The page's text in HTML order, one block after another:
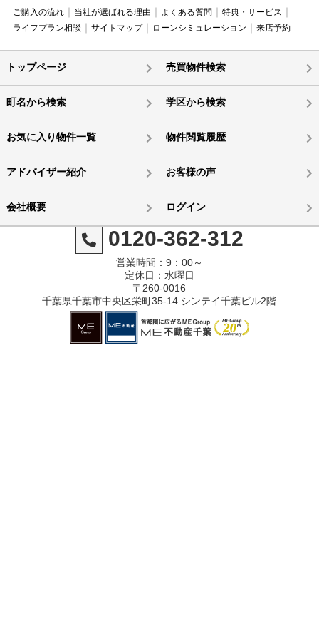
ご購入の流れ 当社が選ばれる理由 よくある質問
特典・サービス
ライフプラン相談
サイトマップ ローンシミュレーション 来店予約
トップページ 売買物件検索
町名から検索 学区から検索
お気に入り物件一覧 物件閲覧履歴
アドバイザー紹介 お客様の声
会社概要 ログイン
0120-362-312
営業時間：9：00～
定休日：水曜日
〒260-0016
千葉県千葉市中央区栄町35-14 シンテイ千葉ビル2階